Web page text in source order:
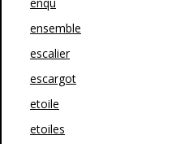
ensemble
escalier
escargot
etoile
etoiles